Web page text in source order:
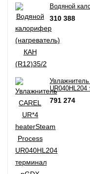
Водяной
310 388
791 274